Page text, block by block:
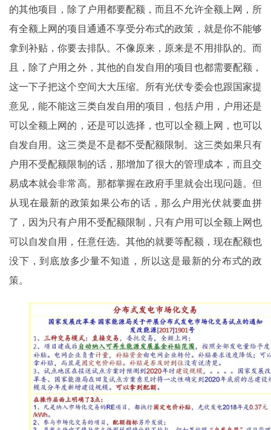
的其他项目，除了户用都要配额，而且不允许全额上网，所
有全额上网的项目通通不享受分布式的政策，就是你不能够
拿到补贴，你要去排队。不像原来，原来是不用排队的。而
且，除了户用之外，其他的自发自用的项目也都需要配额，
这一下子把这个空间大大压缩。所有光伏专委会也跟国家提
意见，能不能这三类自发自用的项目，包括户用，户用还是
可以全额上网的，还是可以选择，也可以全额上网，也可以
自发自用。这三类是不是都不受配额限制。这三类如果只有
户用不受配额限制的话，那增加了很大的管理成本，而且交
易成本就会非常高。那都掌握在政府手里就会出现问题。但
从现在最新的政策如果公布的话，那么户用光伏就要血拼
了，因为只有户用不受配额限制，只有户用可以全额上网也
可以自发自用，任意任选。其他的就要等配额，现在配额也
没下，到底放多少量不知道，所以这是最新的分布式的政
策。